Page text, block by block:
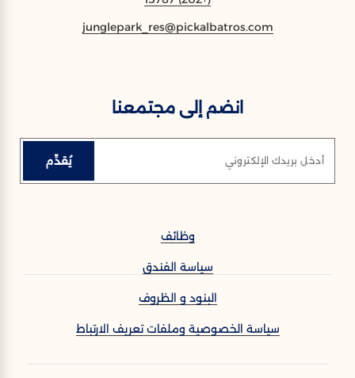
junglepark_res@pickalbatros.com
انضم إلى مجتمعنا
أدخل بريدك الإلكتروني يُقدِّم
وظائف
سياسة الفندق
البنود و الظروف
سياسة الخصوصية وملفات تعريف الارتباط